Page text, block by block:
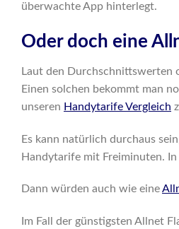
überwachte App hinterlegt.
Oder doch eine
Laut den Durchschnittswerten
Einen solchen bekommt man
unseren Handytarife Vergleich
Es kann natürlich durchaus
Handytarife mit Freiminuten. In
Dann würden auch wie eine
Im Fall der günstigsten Allnet